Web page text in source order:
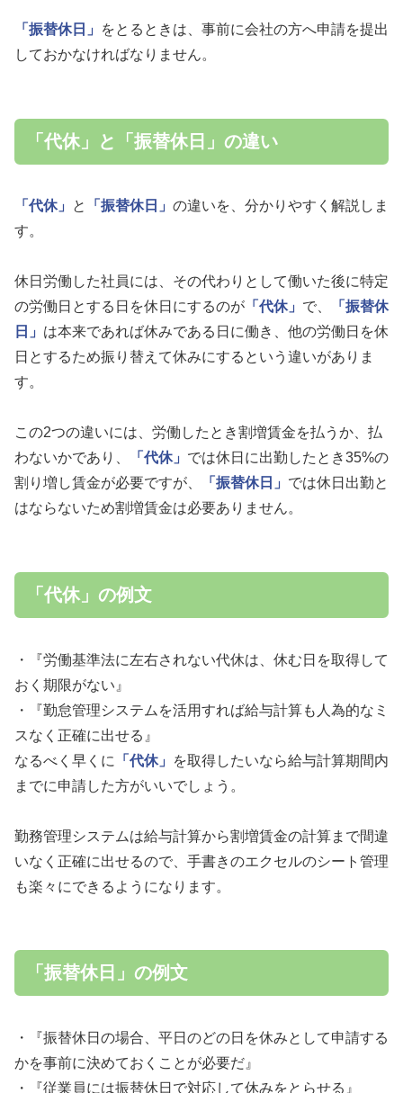
「振替休日」
をとるときは、事前に会社の方へ申請を提出
しておかなければなりません。
「代休」と「振替休日」の違い
「代休」 と 「振替休日」 の違いを、分かりやすく解説しま
す。
休日労働した社員には、その代わりとして働いた後に特定
の労働日とする日を休日にするのが 「代休」 で、
「振替休
日」 は本来であれば休みである日に働き、他の労働日を休
日とするため振り替えて休みにするという違いがありま
す。
この2つの違いには、労働したとき割増賃金を払うか、払
わないかであり、
「代休」 では休日に出勤したとき35%の
割り増し賃金が必要ですが、
「振替休日」 では休日出勤と
はならないため割増賃金は必要ありません。
「代休」の例文
・『労働基準法に左右されない代休は、休む日を取得して
おく期限がない』
・『勤怠管理システムを活用すれば給与計算も人為的なミ
スなく正確に出せる』
なるべく早くに
「代休」
を取得したいなら給与計算期間内
までに申請した方がいいでしょう。
勤務管理システムは給与計算から割増賃金の計算まで間違
いなく正確に出せるので、手書きのエクセルのシート管理
も楽々にできるようになります。
「振替休日」の例文
・『振替休日の場合、平日のどの日を休みとして申請する
かを事前に決めておくことが必要だ』
・『従業員には振替休日で対応して休みをとらせる』